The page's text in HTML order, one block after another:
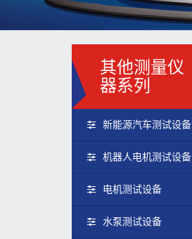
其他测量仪
器系列
新能源汽车测试设备
机器人电机测试设备
电机测试设备
水泵测试设备